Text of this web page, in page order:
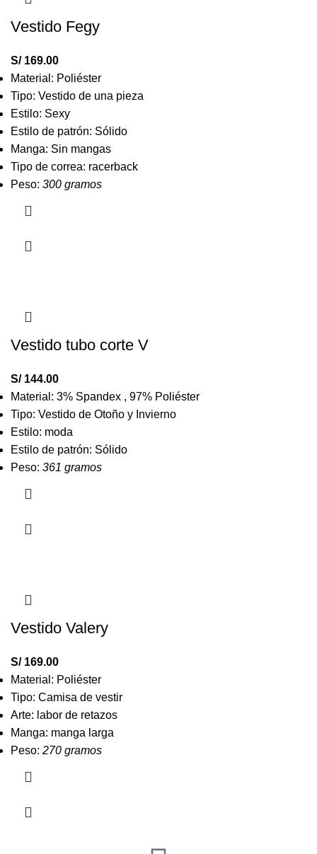
Vestido Fegy
S/169.00
Material: Poliéster
Tipo: Vestido de una pieza
Estilo: Sexy
Estilo de patrón: Sólido
Manga: Sin mangas
Tipo de correa: racerback
Peso: 300 gramos
Vestido tubo corte V
S/144.00
Material: 3% Spandex , 97% Poliéster
Tipo: Vestido de Otoño y Invierno
Estilo: moda
Estilo de patrón: Sólido
Peso: 361 gramos
Vestido Valery
S/169.00
Material: Poliéster
Tipo: Camisa de vestir
Arte: labor de retazos
Manga: manga larga
Peso: 270 gramos